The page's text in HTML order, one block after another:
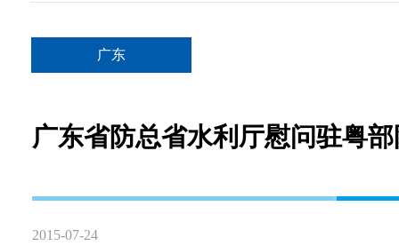
广东
广东省防总省水利厅慰问驻粤
2015-07-24